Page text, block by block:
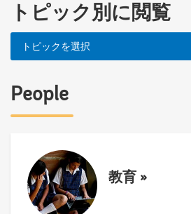
トピック別に閲覧
On
selection,
leaving
this
page
トピックを選択
People
教育 »